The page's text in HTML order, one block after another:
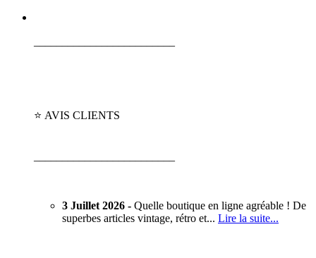
⭐ AVIS CLIENTS
3 Juillet 2026 - Quelle boutique en ligne agréable ! De
superbes articles vintage, rétro et... Lire la suite...